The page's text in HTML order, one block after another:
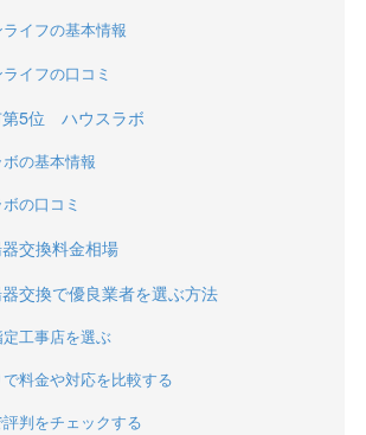
イフの基本情報
イフの口コミ
第5位 ハウスラボ
の基本情報
の口コミ
交換料金相場
交換で優良業者を選ぶ方法
工事店を選ぶ
料金や対応を比較する
判をチェックする